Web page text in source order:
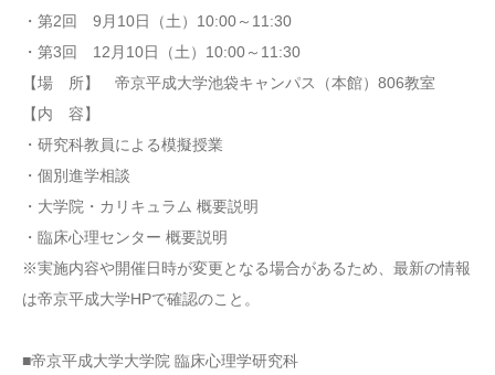
・第2回 9月10日（土）10:00～11:30
・第3回 12月10日（土）10:00～11:30
【場 所】 帝京平成大学池袋キャンパス（本館）806教室
【内 容】
・研究科教員による模擬授業
・個別進学相談
・大学院・カリキュラム 概要説明
・臨床心理センター 概要説明
※実施内容や開催日時が変更となる場合があるため、最新の情報
は帝京平成大学HPで確認のこと。
■帝京平成大学大学院 臨床心理学研究科